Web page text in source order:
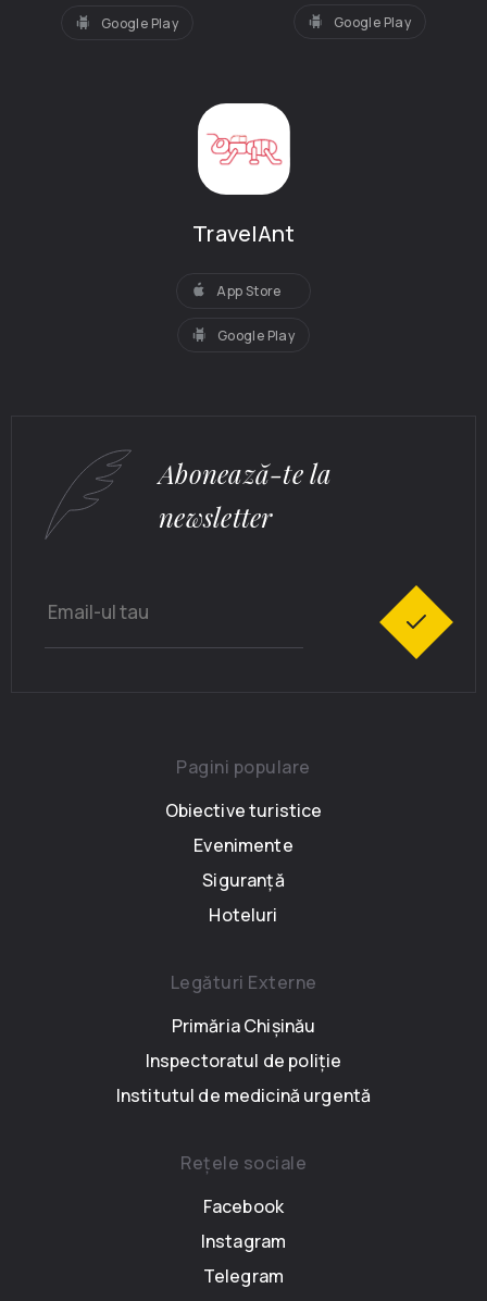
Google Play Google Play
TravelAnt
App Store
Google Play
Abonează-te la
newsletter
Pagini populare
Obiective turistice
Evenimente
Siguranță
Hoteluri
Legături Externe
Primăria Chișinău
Inspectoratul de poliție
Institutul de medicină urgentă
Rețele sociale
Facebook
Instagram
Telegram